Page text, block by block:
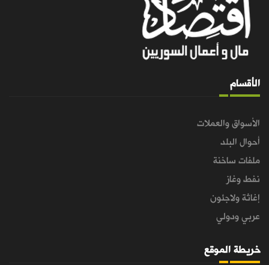
الأقسام
الأسواق والعملات
أحوال البلد
ملفات ساخنة
نفط وغاز
إغاثة ولاجئون
عربي ودولي
خريطة الموقع